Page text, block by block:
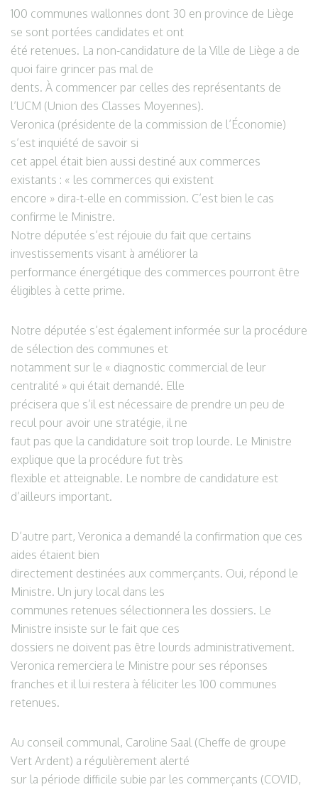
100 communes wallonnes dont 30 en province de Liège
se sont portées candidates et ont
été retenues. La non-candidature de la Ville de Liège a de
quoi faire grincer pas mal de
dents. À commencer par celles des représentants de
l’UCM (Union des Classes Moyennes).
Veronica (présidente de la commission de l’Économie)
s’est inquiété de savoir si
cet appel était bien aussi destiné aux commerces
existants : « les commerces qui existent
encore » dira-t-elle en commission. C’est bien le cas
confirme le Ministre.
Notre députée s’est réjouie du fait que certains
investissements visant à améliorer la
performance énergétique des commerces pourront être
éligibles à cette prime.
Notre députée s’est également informée sur la procédure
de sélection des communes et
notamment sur le « diagnostic commercial de leur
centralité » qui était demandé. Elle
précisera que s’il est nécessaire de prendre un peu de
recul pour avoir une stratégie, il ne
faut pas que la candidature soit trop lourde. Le Ministre
explique que la procédure fut très
flexible et atteignable. Le nombre de candidature est
d’ailleurs important.
D’autre part, Veronica a demandé la confirmation que ces
aides étaient bien
directement destinées aux commerçants. Oui, répond le
Ministre. Un jury local dans les
communes retenues sélectionnera les dossiers. Le
Ministre insiste sur le fait que ces
dossiers ne doivent pas être lourds administrativement.
Veronica remerciera le Ministre pour ses réponses
franches et il lui restera à féliciter les 100 communes
retenues.
Au conseil communal, Caroline Saal (Cheffe de groupe
Vert Ardent) a régulièrement alerté
sur la période difficile subie par les commerçants (COVID,